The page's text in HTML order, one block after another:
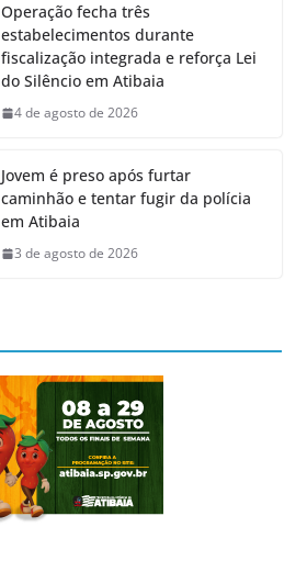
Operação fecha três
estabelecimentos durante
fiscalização integrada e reforça Lei
do Silêncio em Atibaia
4 de agosto de 2026
Jovem é preso após furtar
caminhão e tentar fugir da polícia
em Atibaia
3 de agosto de 2026